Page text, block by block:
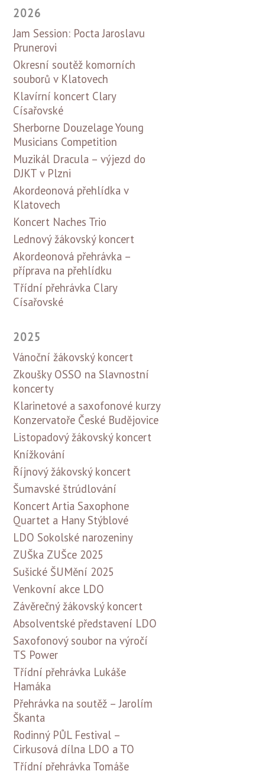
2026
Jam Session: Pocta Jaroslavu
Prunerovi
Okresní soutěž komorních
souborů v Klatovech
Klavírní koncert Clary
Císařovské
Sherborne Douzelage Young
Musicians Competition
Muzikál Dracula – výjezd do
DJKT v Plzni
Akordeonová přehlídka v
Klatovech
Koncert Naches Trio
Lednový žákovský koncert
Akordeonová přehrávka –
příprava na přehlídku
Třídní přehrávka Clary
Císařovské
2025
Vánoční žákovský koncert
Zkoušky OSSO na Slavnostní
koncerty
Klarinetové a saxofonové kurzy
Konzervatoře České Budějovice
Listopadový žákovský koncert
Knížkování
Říjnový žákovský koncert
Šumavské štrúdlování
Koncert Artia Saxophone
Quartet a Hany Stýblové
LDO Sokolské narozeniny
ZUŠka ZUŠce 2025
Sušické ŠUMění 2025
Venkovní akce LDO
Závěrečný žákovský koncert
Absolventské představení LDO
Saxofonový soubor na výročí
TS Power
Třídní přehrávka Lukáše
Hamáka
Přehrávka na soutěž – Jarolím
Škanta
Rodinný PŮL Festival –
Cirkusová dílna LDO a TO
Třídní přehrávka Tomáše